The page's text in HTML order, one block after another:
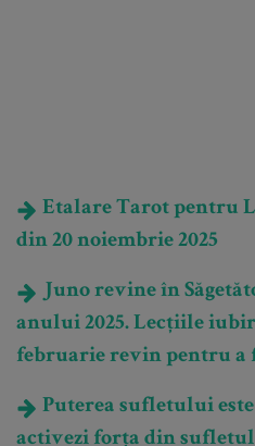
Etalare Tarot pentru
din 20 noiembrie 2025
Juno revine în
anului 2025. Lecțiile
februarie revin pentru a
Puterea sufletului este
activezi forța din